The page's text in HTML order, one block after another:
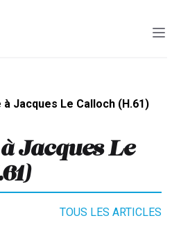
à Jacques Le Calloch (H.61)
Jacques Le
TOUS LES ARTICLES